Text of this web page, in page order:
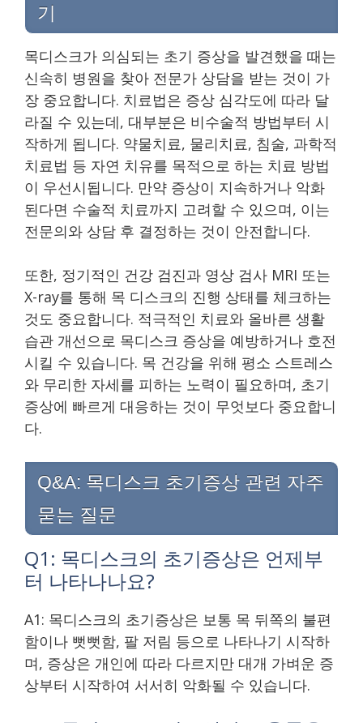
기
목디스크가 의심되는 초기 증상을 발견했을 때는
신속히 병원을 찾아 전문가 상담을 받는 것이 가
장 중요합니다. 치료법은 증상 심각도에 따라 달
라질 수 있는데, 대부분은 비수술적 방법부터 시
작하게 됩니다. 약물치료, 물리치료, 침술, 과학적
치료법 등 자연 치유를 목적으로 하는 치료 방법
이 우선시됩니다. 만약 증상이 지속하거나 악화
된다면 수술적 치료까지 고려할 수 있으며, 이는
전문의와 상담 후 결정하는 것이 안전합니다.
또한, 정기적인 건강 검진과 영상 검사 MRI 또는
X-ray를 통해 목 디스크의 진행 상태를 체크하는
것도 중요합니다. 적극적인 치료와 올바른 생활
습관 개선으로 목디스크 증상을 예방하거나 호전
시킬 수 있습니다. 목 건강을 위해 평소 스트레스
와 무리한 자세를 피하는 노력이 필요하며, 초기
증상에 빠르게 대응하는 것이 무엇보다 중요합니
다.
Q&A: 목디스크 초기증상 관련 자주
묻는 질문
Q1: 목디스크의 초기증상은 언제부
터 나타나나요?
A1: 목디스크의 초기증상은 보통 목 뒤쪽의 불편
함이나 뻣뻣함, 팔 저림 등으로 나타나기 시작하
며, 증상은 개인에 따라 다르지만 대개 가벼운 증
상부터 시작하여 서서히 악화될 수 있습니다.